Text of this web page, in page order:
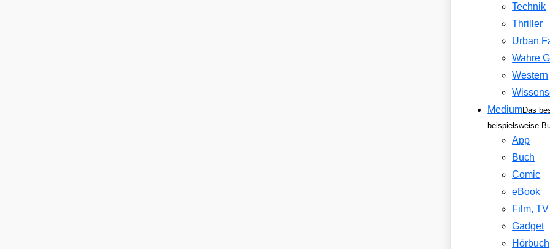
Technik
Thriller
Urban
Wahre
Western
MediumDas
beispielsweise
App
Buch
Comic
eBook
Film,
Gadget
Hörbuch